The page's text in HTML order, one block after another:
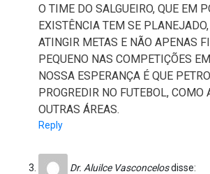
O TIME DO SALGUEIRO, QUE EM
EXISTÊNCIA TEM SE
ATINGIR METAS E NÃO APENAS
PEQUENO NAS COMPETIÇÕES
NOSSA ESPERANÇA É QUE
PROGREDIR NO FUTEBOL, COMO
OUTRAS ÁREAS.
Reply
Dr. Aluilce Vasconcelosdisse: